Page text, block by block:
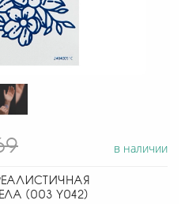
в наличии
(003 Y042)